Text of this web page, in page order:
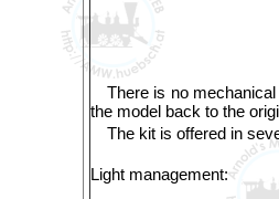
There is no
the model back to the
The kit is offered in
Light management: